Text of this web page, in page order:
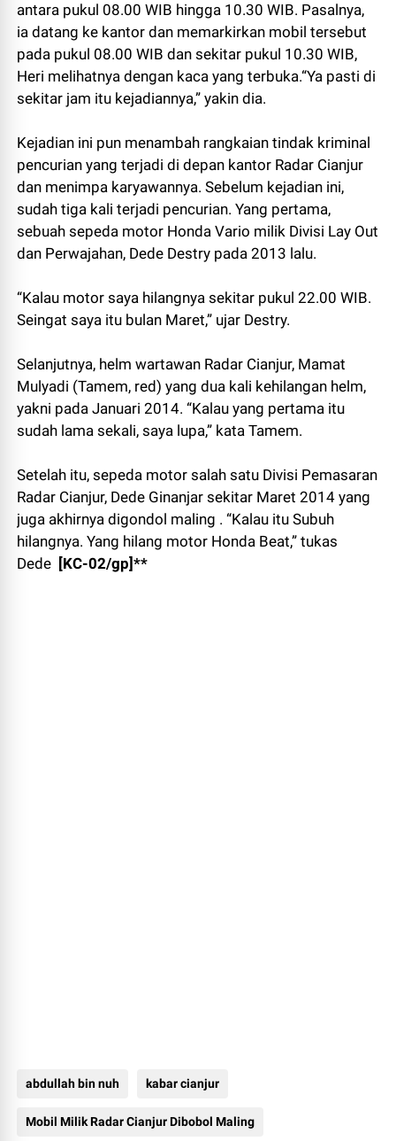
antara pukul 08.00 WIB hingga 10.30 WIB. Pasalnya,
ia datang ke kantor dan memarkirkan mobil tersebut
pada pukul 08.00 WIB dan sekitar pukul 10.30 WIB,
Heri melihatnya dengan kaca yang terbuka.“Ya pasti di
sekitar jam itu kejadiannya,” yakin dia.
Kejadian ini pun menambah rangkaian tindak kriminal
pencurian yang terjadi di depan kantor Radar Cianjur
dan menimpa karyawannya. Sebelum kejadian ini,
sudah tiga kali terjadi pencurian. Yang pertama,
sebuah sepeda motor Honda Vario milik Divisi Lay Out
dan Perwajahan, Dede Destry pada 2013 lalu.
“Kalau motor saya hilangnya sekitar pukul 22.00 WIB.
Seingat saya itu bulan Maret,” ujar Destry.
Selanjutnya, helm wartawan Radar Cianjur, Mamat
Mulyadi (Tamem, red) yang dua kali kehilangan helm,
yakni pada Januari 2014. “Kalau yang pertama itu
sudah lama sekali, saya lupa,” kata Tamem.
Setelah itu, sepeda motor salah satu Divisi Pemasaran
Radar Cianjur, Dede Ginanjar sekitar Maret 2014 yang
juga akhirnya digondol maling . “Kalau itu Subuh
hilangnya. Yang hilang motor Honda Beat,” tukas
Dede [KC-02/gp]**
abdullah bin nuh kabar cianjur
Mobil Milik Radar Cianjur Dibobol Maling